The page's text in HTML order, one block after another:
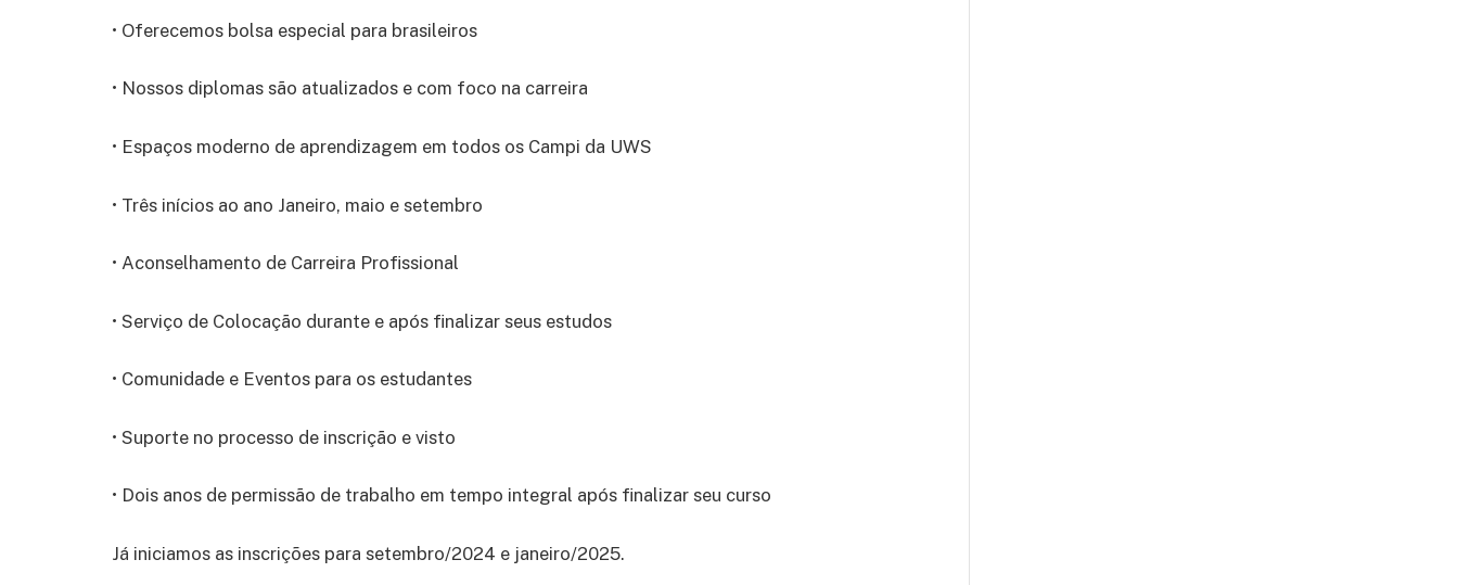
• Oferecemos bolsa especial para brasileiros
• Nossos diplomas são atualizados e com foco na carreira
• Espaços moderno de aprendizagem em todos os Campi da UWS
• Três inícios ao ano Janeiro, maio e setembro
• Aconselhamento de Carreira Profissional
• Serviço de Colocação durante e após finalizar seus estudos
• Comunidade e Eventos para os estudantes
• Suporte no processo de inscrição e visto
• Dois anos de permissão de trabalho em tempo integral após finalizar seu curso
Já iniciamos as inscrições para setembro/2024 e janeiro/2025.